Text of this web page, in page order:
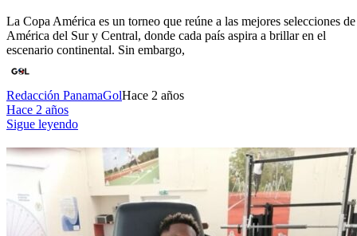
La Copa América es un torneo que reúne a las mejores selecciones de
América del Sur y Central, donde cada país aspira a brillar en el
escenario continental. Sin embargo,
Redacción PanamaGolHace 2 años
Hace 2 años
Sigue leyendo